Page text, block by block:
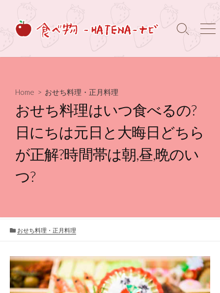
ツ
検
メ
Home > おせち料理・正月料理
おせち料理はいつ食べるの?
日にちは元日と大晦日どちら
が正解?時間帯は朝,昼,晩のい
つ?
カ
リ
ー
おせち料理・正月料理